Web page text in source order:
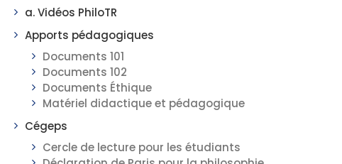
a. Vidéos PhiloTR
Apports pédagogiques
Documents 101
Documents 102
Documents Éthique
Matériel didactique et pédagogique
Cégeps
Cercle de lecture pour les étudiants